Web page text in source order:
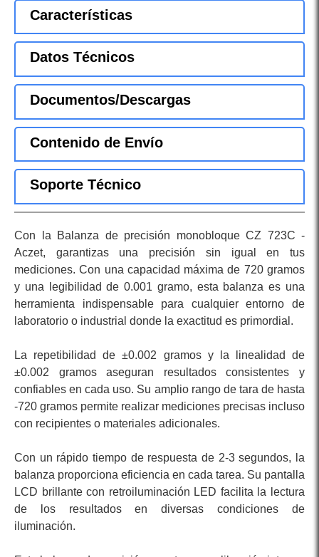
Características
Datos Técnicos
Documentos/Descargas
Contenido de Envío
Soporte Técnico
Con la Balanza de precisión monobloque CZ 723C -
Aczet, garantizas una precisión sin igual en tus
mediciones. Con una capacidad máxima de 720 gramos
y una legibilidad de 0.001 gramo, esta balanza es una
herramienta indispensable para cualquier entorno de
laboratorio o industrial donde la exactitud es primordial.
La repetibilidad de ±0.002 gramos y la linealidad de
±0.002 gramos aseguran resultados consistentes y
confiables en cada uso. Su amplio rango de tara de hasta
-720 gramos permite realizar mediciones precisas incluso
con recipientes o materiales adicionales.
Con un rápido tiempo de respuesta de 2-3 segundos, la
balanza proporciona eficiencia en cada tarea. Su pantalla
LCD brillante con retroiluminación LED facilita la lectura
de los resultados en diversas condiciones de
iluminación.